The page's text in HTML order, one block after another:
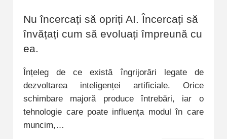
Nu încercați să opriți AI. Încercați să
învățați cum să evoluați împreună cu
ea.
Înțeleg de ce există îngrijorări legate de
dezvoltarea inteligenței artificiale. Orice
schimbare majoră produce întrebări, iar o
tehnologie care poate influența modul în care
muncim,…